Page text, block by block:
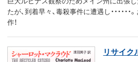
たが、到着早々、毒殺事件に遭遇し・・・・・
作！
リサイク